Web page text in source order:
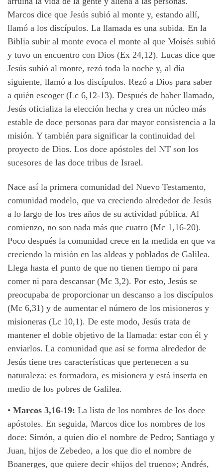
Marcos dice que Jesús subió al monte y, estando allí,
llamó a los discípulos. La llamada es una subida. En la
Biblia subir al monte evoca el monte al que Moisés subió
y tuvo un encuentro con Dios (Ex 24,12). Lucas dice que
Jesús subió al monte, rezó toda la noche y, al día
siguiente, llamó a los discípulos. Rezó a Dios para saber
a quién escoger (Lc 6,12-13). Después de haber llamado,
Jesús oficializa la elección hecha y crea un núcleo más
estable de doce personas para dar mayor consistencia a la
misión. Y también para significar la continuidad del
proyecto de Dios. Los doce apóstoles del NT son los
sucesores de las doce tribus de Israel.
Nace así la primera comunidad del Nuevo Testamento,
comunidad modelo, que va creciendo alrededor de Jesús
a lo largo de los tres años de su actividad pública. Al
comienzo, no son nada más que cuatro (Mc 1,16-20).
Poco después la comunidad crece en la medida en que va
creciendo la misión en las aldeas y poblados de Galilea.
Llega hasta el punto de que no tienen tiempo ni para
comer ni para descansar (Mc 3,2). Por esto, Jesús se
preocupaba de proporcionar un descanso a los discípulos
(Mc 6,31) y de aumentar el número de los misioneros y
misioneras (Lc 10,1). De este modo, Jesús trata de
mantener el doble objetivo de la llamada: estar con él y
enviarlos. La comunidad que así se forma alrededor de
Jesús tiene tres características que pertenecen a su
naturaleza: es formadora, es misionera y está inserta en
medio de los pobres de Galilea.
• Marcos 3,16-19: La lista de los nombres de los doce
apóstoles. En seguida, Marcos dice los nombres de los
doce: Simón, a quien dio el nombre de Pedro; Santiago y
Juan, hijos de Zebedeo, a los que dio el nombre de
Boanerges, que quiere decir «hijos del trueno»; Andrés,